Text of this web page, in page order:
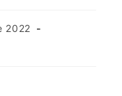
2022